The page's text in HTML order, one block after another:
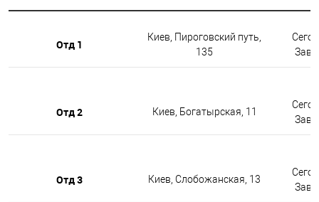
Отд 1
Киев, Пироговский путь,
135
Отд 2 Киев, Богатырская, 11
Отд 3 Киев, Слобожанская, 13